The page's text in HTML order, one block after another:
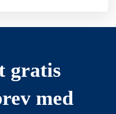
gratis
med